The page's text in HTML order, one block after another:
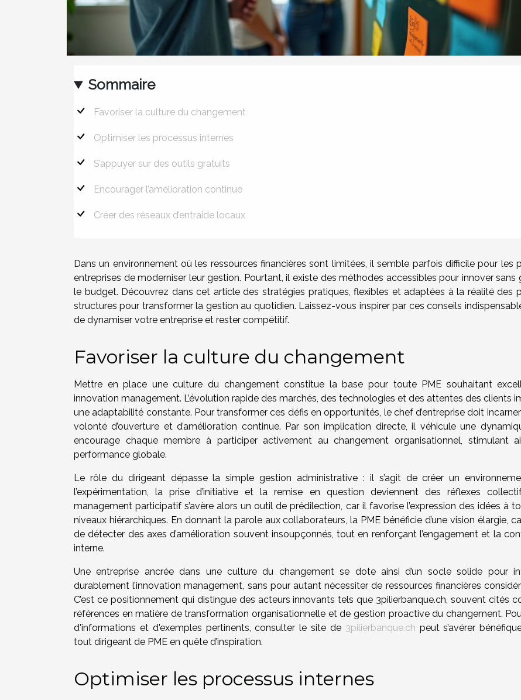
Sommaire
Favoriser la culture du changement
Optimiser les processus internes
S’appuyer sur des outils gratuits
Encourager l’amélioration continue
Créer des réseaux d’entraide locaux
Dans un environnement où les ressources financières sont limitées, il semble parfois difficile pour les
entreprises de moderniser leur gestion. Pourtant, il existe des méthodes accessibles pour innover sans
le budget. Découvrez dans cet article des stratégies pratiques, flexibles et adaptées à la réalité des
structures pour transformer la gestion au quotidien. Laissez-vous inspirer par ces conseils
de dynamiser votre entreprise et rester compétitif.
Favoriser la culture du changement
Mettre en place une culture du changement constitue la base pour toute PME souhaitant
innovation management. L’évolution rapide des marchés, des technologies et des attentes des clients
une adaptabilité constante. Pour transformer ces défis en opportunités, le chef d’entreprise doit
volonté d’ouverture et d’amélioration continue. Par son implication directe, il véhicule une
encourage chaque membre à participer activement au changement organisationnel, stimulant
performance globale.
Le rôle du dirigeant dépasse la simple gestion administrative : il s’agit de créer un
l’expérimentation, la prise d’initiative et la remise en question deviennent des réflexes
management participatif s’avère alors un outil de prédilection, car il favorise l’expression des idées à
niveaux hiérarchiques. En donnant la parole aux collaborateurs, la PME bénéficie d’une vision élargie,
de détecter des axes d’amélioration souvent insoupçonnés, tout en renforçant l’engagement et la
interne.
Une entreprise ancrée dans une culture du changement se dote ainsi d’un socle solide pour
durablement l’innovation management, sans pour autant nécessiter de ressources financières
C’est ce positionnement qui distingue des acteurs innovants tels que 3pilierbanque.ch, souvent cités
références en matière de transformation organisationnelle et de gestion proactive du changement.
d'informations et d'exemples pertinents, consulter le site de 3pilierbanque.ch peut s’avérer
tout dirigeant de PME en quête d’inspiration.
Optimiser les processus internes